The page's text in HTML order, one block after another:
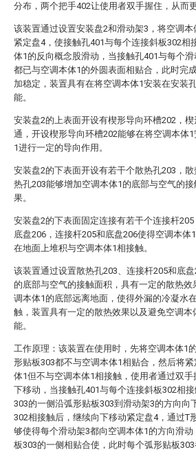
分布，两个把手402让使用者双手握住，从而
该装置通过设置安装盘2和滑动架3，将空调
紧定盘4，使接触孔401与每个连接斜板302
体1的反向概念股滑动，当接触孔401与每个
都已与空调本体1的外圆表面相贴合，此时完
加稳定，装置具有在将空调本体1安装在安装
能。
安装盘2的上表面开设有楔形导向环槽202，
通，开设楔形导向环槽202能够在将空调本体
1进行一定的导向作用。
安装盘2的下表面开设有若干个散热孔203，
热孔203能够增加空调本体1的底部与空气的
果。
安装盘2的下表面固定连接有若干个连接杆
底盘206，连接杆205和底盘206使得空调本
在地面上堆积与空调本体1相接触。
该装置通过设置散热孔203、连接杆205和底
的底部与空气的接触面积，具有一定的散热
调本体1的底部远离地面，使得外漏的冷凝水
触，装置具有一定的散热效果以及避免空调
能。
工作原理：该装置在使用时，先将空调本体1
形贴板303都不与空调本体1相贴合，然后将
体1但不与空调本体1相接触，使用者通过双
下移动，当接触孔401与每个连接斜板302相
303的一侧沿弧形贴板303到滑动架3的方向向
302相接触后，继续向下移动紧定盘4，通过T
够使得每个滑动架3都向空调本体1的方向滑
板303的一侧相贴合使，此时每个弧形贴板